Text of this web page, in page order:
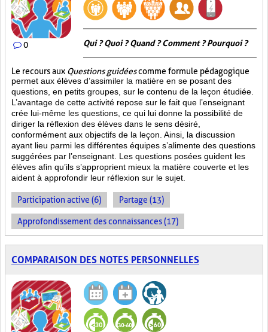
0 Qui ? Quoi ? Quand ? Comment ? Pourquoi ?
Le recours aux Questions guidéescomme formule pédagogique
permet aux élèves d’assimiler la matière en se posant des
questions, en petits groupes, sur le contenu de la leçon étudiée.
L’avantage de cette activité repose sur le fait que l’enseignant
crée lui-même les questions, ce qui lui donne la possibilité de
diriger la réflexion des élèves dans le sens désiré,
conformément aux objectifs de la leçon. Ainsi, la discussion
ayant lieu parmi les différentes équipes s’alimente des questions
suggérées par l’enseignant. Les questions posées guident les
élèves afin qu’ils s’approprient mieux la matière couverte et les
aident à approfondir leur réflexion sur le sujet.
Participation active (6) Partage (13)
Approfondissement des connaissances (17)
COMPARAISON DES NOTES PERSONNELLES